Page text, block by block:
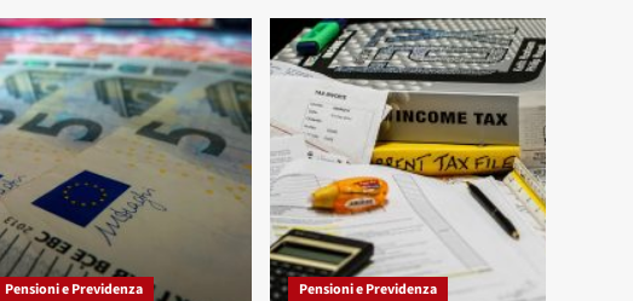
Pensioni e Previdenza Pensioni e Previdenza